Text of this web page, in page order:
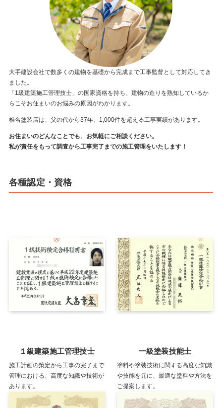
大手建設会社で数多くの建物を基礎から完成まで工事監督として対応してき
ました。
「1級建築施工管理技士」の国家資格を持ち、建物の造りを熟知しているか
らこそお住まいのお悩みの原因がわかります。
椎名塗装店は、父の代から37年、1,000件を超える工事実績があります。
お住まいのどんなことでも、お気軽にご相談ください。
私が責任をもって調査から工事完了までの施工管理をいたします！
各種認定・資格
１級建築施工管理技士
施工計画の策定から工事の完了まで
管理における、高度な知識や技術が
あります。
一級塗装技能士
塗料や塗装技術に関する高度な知識
や技能を元に、最適な塗料や方法を
ご提案します。